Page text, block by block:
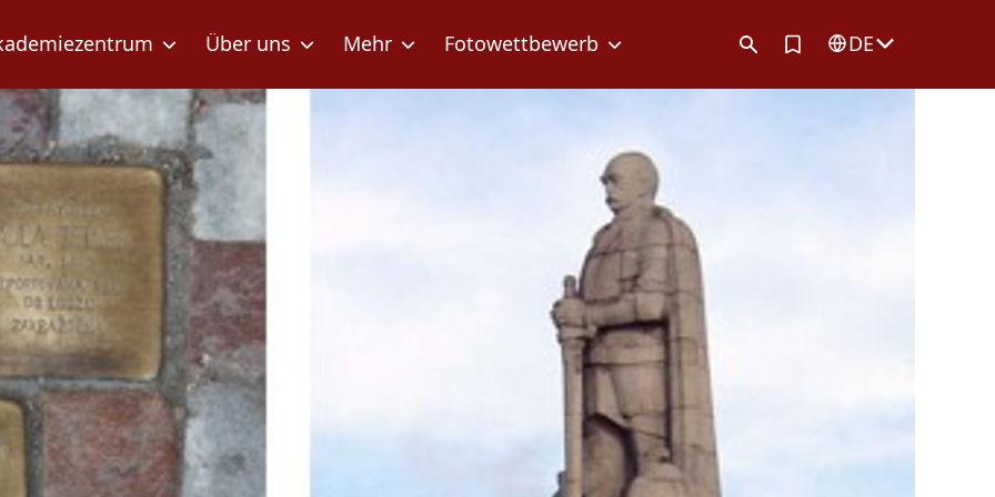
Über uns Mehr Fotowettbewerb Artikel in Merkliste
DE